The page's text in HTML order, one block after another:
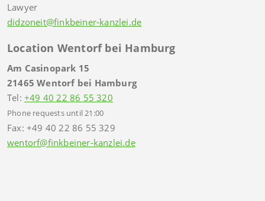
Lawyer
didzoneit@finkbeiner-kanzlei.de
Location Wentorf bei Hamburg
Am Casinopark 15
21465 Wentorf bei Hamburg
Tel: +49 40 22 86 55 320
Phone requests until 21:00
Fax: +49 40 22 86 55 329
wentorf@finkbeiner-kanzlei.de